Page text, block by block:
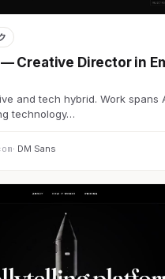
Creative Director in
and tech hybrid. Work spans
technology…
· DM Sans